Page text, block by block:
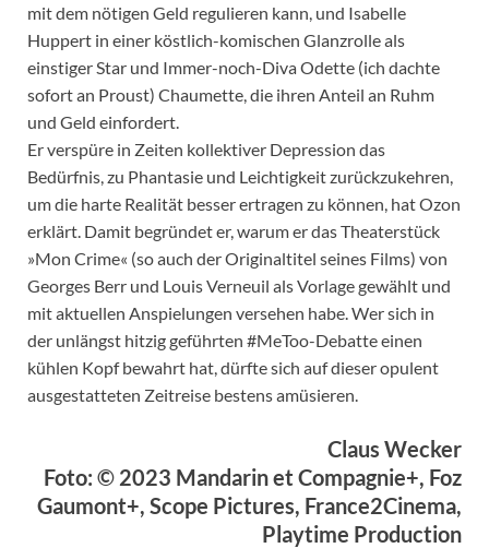
mit dem nötigen Geld regulieren kann, und Isabelle
Huppert in einer köstlich-komischen Glanzrolle als
einstiger Star und Immer-noch-Diva Odette (ich dachte
sofort an Proust) Chaumette, die ihren Anteil an Ruhm
und Geld einfordert.
Er verspüre in Zeiten kollektiver Depression das
Bedürfnis, zu Phantasie und Leichtigkeit zurückzukehren,
um die harte Realität besser ertragen zu können, hat Ozon
erklärt. Damit begründet er, warum er das Theaterstück
»Mon Crime« (so auch der Originaltitel seines Films) von
Georges Berr und Louis Verneuil als Vorlage gewählt und
mit aktuellen Anspielungen versehen habe. Wer sich in
der unlängst hitzig geführten #MeToo-Debatte einen
kühlen Kopf bewahrt hat, dürfte sich auf dieser opulent
ausgestatteten Zeitreise bestens amüsieren.
Claus Wecker
Foto: © 2023 Mandarin et Compagnie+, Foz
Gaumont+, Scope Pictures, France2Cinema,
Playtime Production